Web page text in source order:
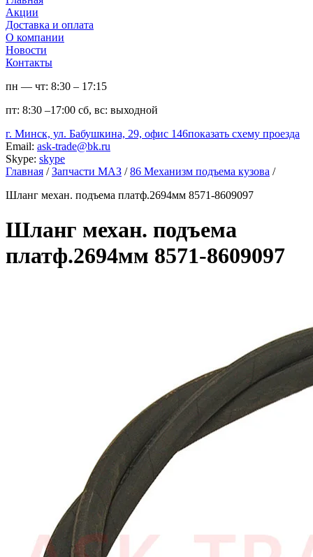
Акции
Доставка и оплата
О компании
Новости
Контакты
пн — чт: 8:30 – 17:15
пт: 8:30 –17:00 сб, вс: выходной
г. Минск, ул. Бабушкина, 29, офис 146показать схему проезда
Email: ask-trade@bk.ru
Skype: skype
Главная / Запчасти МАЗ / 86 Механизм подъема кузова /
Шланг механ. подъема платф.2694мм 8571-8609097
Шланг механ. подъема
платф.2694мм 8571-8609097